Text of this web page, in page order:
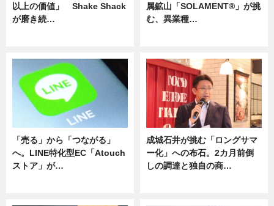
以上の価値」 Shake Shack
が磨き続…
属鉱山「SOLAMENT®」が挑
む、異業種…
「売る」から「つながる」
へ。LINE特化型EC「Atouch
ストア」が…
成城石井が挑む「ロングサマ
ー化」への布石。2カ月前倒
しの調達と独自の商…